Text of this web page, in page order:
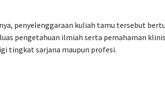
penyelenggaraan kuliah tamu tersebut
pengetahuan ilmiah serta pemahaman
tingkat sarjana maupun profesi.